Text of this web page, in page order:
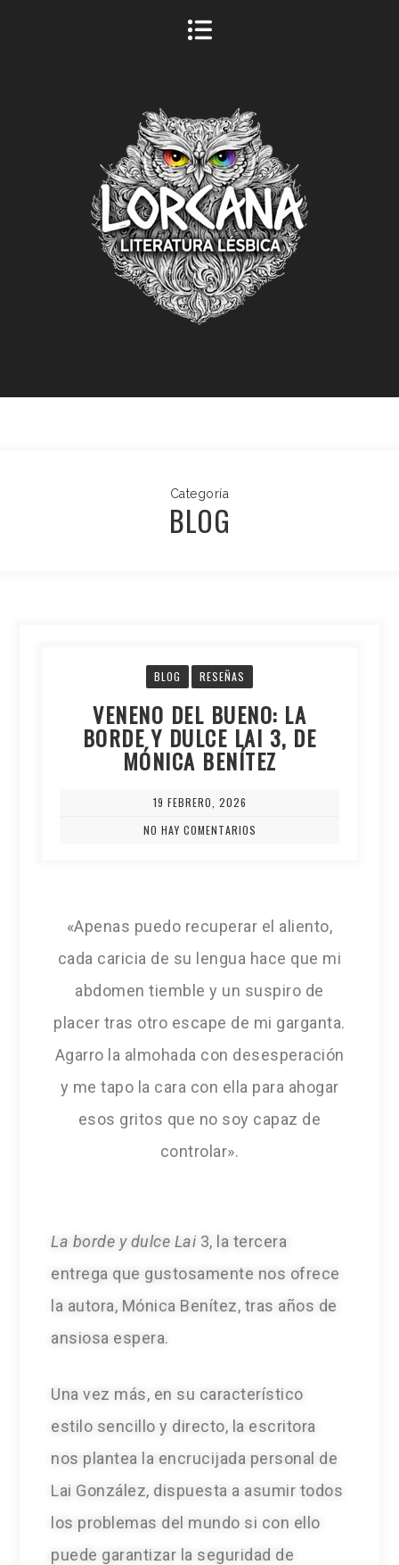
Categoría
BLOG
BLOG RESEÑAS
VENENO DEL BUENO: LA
BORDE Y DULCE LAI 3, DE
MÓNICA BENÍTEZ
19 FEBRERO, 2026
NO HAY COMENTARIOS
«Apenas puedo recuperar el aliento,
cada caricia de su lengua hace que mi
abdomen tiemble y un suspiro de
placer tras otro escape de mi garganta.
Agarro la almohada con desesperación
y me tapo la cara con ella para ahogar
esos gritos que no soy capaz de
controlar».
La borde y dulce Lai 3, la tercera
entrega que gustosamente nos ofrece
la autora, Mónica Benítez, tras años de
ansiosa espera.
Una vez más, en su característico
estilo sencillo y directo, la escritora
nos plantea la encrucijada personal de
Lai González, dispuesta a asumir todos
los problemas del mundo si con ello
puede garantizar la seguridad de